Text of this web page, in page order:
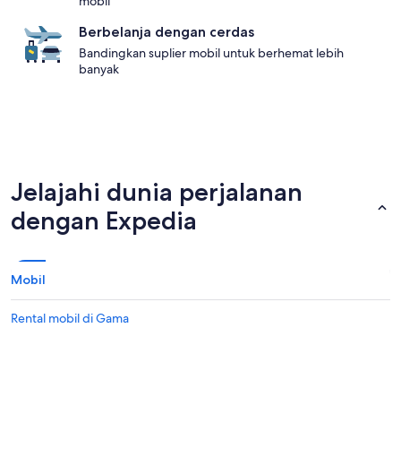
Berbelanja dengan cerdas
Bandingkan suplier mobil untuk berhemat lebih
banyak
Jelajahi dunia perjalanan
dengan Expedia
Mobil
Rental mobil di Gama